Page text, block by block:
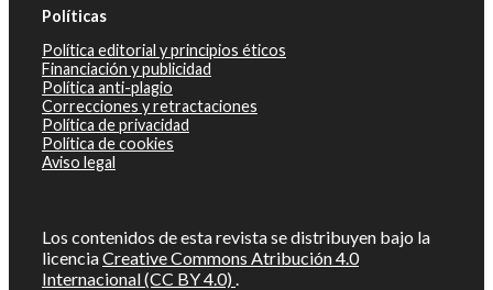
Políticas
Política editorial y principios éticos
Financiación y publicidad
Política anti-plagio
Correcciones y retractaciones
Política de privacidad
Política de cookies
Aviso legal
Los contenidos de esta revista se distribuyen bajo la
licenciaCreative Commons Atribución 4.0
Internacional (CC BY 4.0)